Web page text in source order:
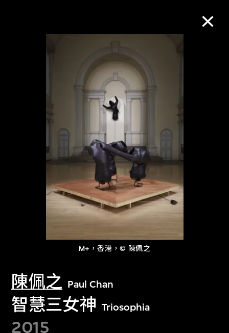
M+，香港，© 陳佩之
陳佩之 Paul Chan
智慧三女神 Triosophia
2015
M+藏品
進一步篩選
關於M+藏品
探索世界頂級的二十及二十一世紀視覺
文化藏品。